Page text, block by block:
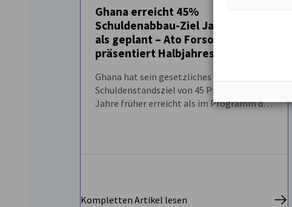
EMPFOHLEN NEUIGKEITEN
Ghana erreicht 45%
Schuldenabbau-Ziel Jahre früher
als geplant – Ato Forson
präsentiert Halbjahresbericht
Ghana hat sein gesetzliches
Schuldenstandsziel von 45 Prozent des BIP
Jahre früher erreicht als im Programm des
Kompletten Artikel lesen